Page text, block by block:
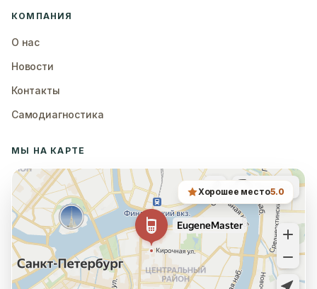
КОМПАНИЯ
О нас
Новости
Контакты
Самодиагностика
МЫ НА КАРТЕ
Хорошее место5.0